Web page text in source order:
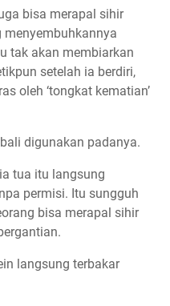
bisa merapal sihir
menyembuhkannya
tak akan membiarkan
setelah ia berdiri,
oleh ‘tongkat kematian’
digunakan padanya.
tua itu langsung
permisi. Itu sungguh
bisa merapal sihir
langsung terbakar